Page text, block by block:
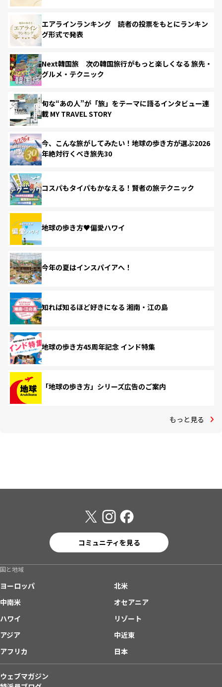
エアラインランキング 読者の投票をもとにランキン
グ形式で発表
Next韓国旅 次の韓国旅行がもっと楽しくなる 旅先・
グルメ・テクニック
旬な“あの人”が「旅」をテーマに語るインタビュー連
載 MY TRAVEL STORY
今、こんな旅がしてみたい！地球の歩き方が選ぶ2026
年絶対行くべき旅先30
コスパもタイパもかなえる！賢者の旅テクニック
地球の歩き方♥偏愛ハワイ
今年の夏はインスパイアへ！
知れば知るほど好きになる 湘南・江の島
地球の歩き方45周年記念 インド特集
「地球の歩き方」シリーズ広告のご案内
もっと見る
コミュニティを見る
国と地域
ヨーロッパ
北米
中南米
オセアニア
ハワイ
リゾート
アジア
中近東
アフリカ
日本
ウェブマガジン